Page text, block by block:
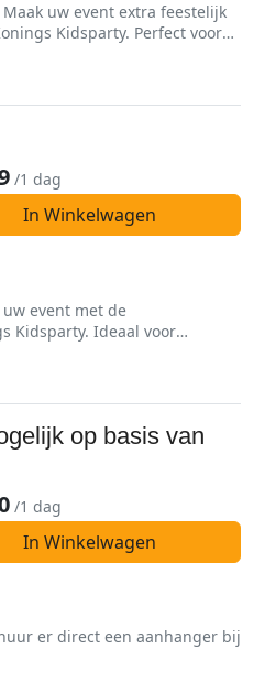
Kidsparty. Perfect voor
Huur vandaag nog en geniet
/1 dag
In Winkelwagen
event met de
Kidsparty. Ideaal voor
op basis van
/1 dag
In Winkelwagen
er direct een aanhanger bij